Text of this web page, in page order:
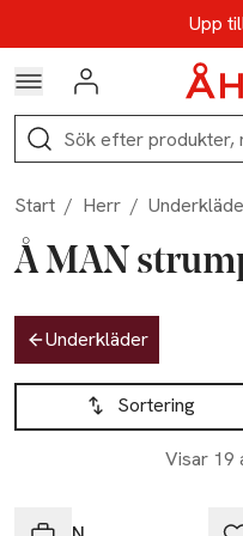
Hoppa till navigationsmenyn
Upp
Kod:
Logga in
Sök
Start / Herr /
Å MAN
Hoppa till produktsidan
Underkläder
Hoppa till produktsidan
Sortering
Visar 19
Lista över produkter